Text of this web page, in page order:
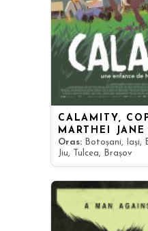
CALAMITY,
MARTHEI JANE
Oras: Botoșani, Iași,
Jiu, Tulcea, Brașov